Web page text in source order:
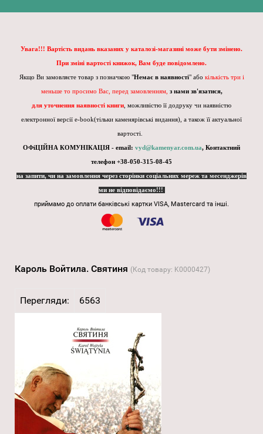
Увага!!! Вартість видань вказаних у каталозі-магазині може бути змінено.
При зміні вартості книжок, Вам буде повідомлено.
Якщо Ви замовляєте товар з позначкою "Немає в наявності" або кількість три і
меньше то просимо Вас, перед замовленням, з нами зв'язатися,
для уточнення наявності книги , можливістю її додруку чи наявністю
електронної версії e-book(тільки каменярівські видання), а також її актуальної
вартості.
ОФіЦІЙНА КОМУНІКАЦІЯ - email: vyd@kamenyar.com.ua, Контактний
телефон +38-050-315-08-45
на запити, чи на замовлення через сторінки соціальних мереж та месенджерів
ми не відповідаємо!!!
приймамо до оплати банківські картки VISA, Mastercard та інші.
Кароль Войтила. Cвятиня (Код товару: K0000427)
Перегляди: 6563